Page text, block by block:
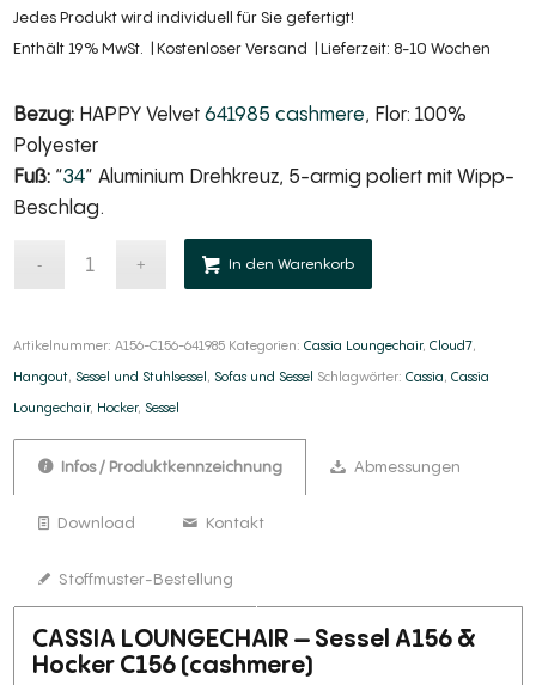
Jedes Produkt wird individuell für Sie gefertigt!
Enthält 19% MwSt.
Kostenloser Versand Lieferzeit: 8-10 Wochen
Bezug: HAPPY Velvet641985 cashmere, Flor: 100%
Polyester
Fuß: “34” Aluminium Drehkreuz, 5-armig poliert mit Wipp-
Beschlag.
In den Warenkorb
Artikelnummer:A156-C156-641985 Kategorien:Cassia Loungechair,Cloud7,
Hangout, Sessel und Stuhlsessel, Sofas und Sessel Schlagwörter:Cassia,Cassia
Loungechair, Hocker, Sessel
Infos / Produktkennzeichnung Abmessungen
Download Kontakt
Stoffmuster-Bestellung
CASSIA LOUNGECHAIR – Sessel A156 &
Hocker C156 (cashmere)